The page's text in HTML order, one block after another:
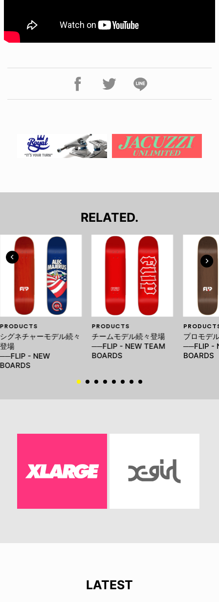
RELATED.
PRODUCTS
シグネチャーモデル続々
登場
──FLIP - NEW
BOARDS
PRODUCTS
チームモデル続々登場
──FLIP - NEW TEAM
BOARDS
プロモデ
──FLIP -
BOARDS
LATEST